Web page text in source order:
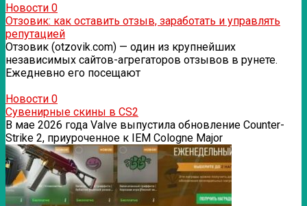
Новости 0
Отзовик: как оставить отзыв, заработать и управлять
репутацией
Отзовик (otzovik.com) — один из крупнейших
независимых сайтов-агрегаторов отзывов в рунете.
Ежедневно его посещают
Новости 0
Сувенирные скины в CS2
В мае 2026 года Valve выпустила обновление Counter-
Strike 2, приуроченное к IEM Cologne Major